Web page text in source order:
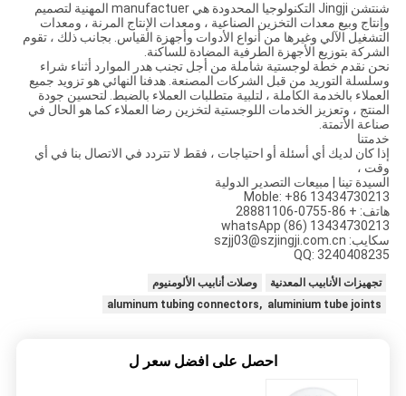
شنتشن Jingji التكنولوجيا المحدودة هي manufactuer المهنية لتصميم
وإنتاج وبيع معدات التخزين الصناعية ، ومعدات الإنتاج المرنة ، ومعدات
التشغيل الآلي وغيرها من أنواع الأدوات وأجهزة القياس. بجانب ذلك ، تقوم
الشركة بتوزيع الأجهزة الطرفية المضادة للساكنة.
نحن نقدم خطة لوجستية شاملة من أجل تجنب هدر الموارد أثناء شراء
وسلسلة التوريد من قبل الشركات المصنعة. هدفنا النهائي هو تزويد جميع
العملاء بالخدمة الكاملة ، لتلبية متطلبات العملاء بالضبط. لتحسين جودة
المنتج ، وتعزيز الخدمات اللوجستية لتخزين رضا العملاء كما هو الحال في
صناعة الأتمتة.
خدمتنا
إذا كان لديك أي أسئلة أو احتياجات ، فقط لا تتردد في الاتصال بنا في أي
وقت ،
السيدة تينا | مبيعات التصدير الدولية
Moble: +86 13434730213
هاتف: + 86-0755-28881106
whatsApp (86) 13434730213
سكايب: szjj03@szjingji.com.cn
QQ: 3240408235
تجهيزات الأنابيب المعدنية
وصلات أنابيب الألومنيوم
aluminum tubing connectors, aluminium tube joints
احصل على افضل سعر ل